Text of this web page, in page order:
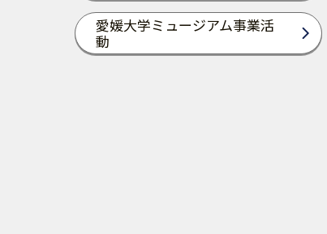
愛媛大学ミュージアム事業活
動